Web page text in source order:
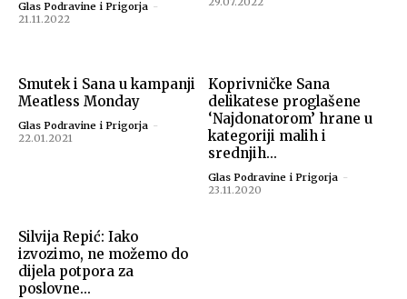
Glas Podravine i Prigorja -
21.11.2022
Smutek i Sana u kampanji
Meatless Monday
Glas Podravine i Prigorja -
22.01.2021
Koprivničke Sana
delikatese proglašene
‘Najdonatorom’ hrane u
kategoriji malih i
srednjih...
Glas Podravine i Prigorja -
23.11.2020
Silvija Repić: Iako
izvozimo, ne možemo do
dijela potpora za
poslovne...